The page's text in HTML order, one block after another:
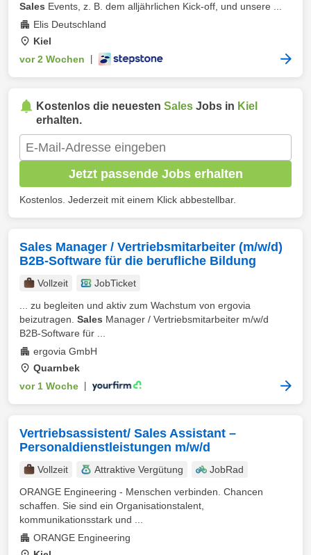
Sales Events, z. B. dem alljährlichen Kick-off, und unsere ...
Elis Deutschland
Kiel
vor 2 Wochen
Kostenlos die neuesten Sales Jobs in Kiel
erhalten.
Jetzt passende Jobs erhalten
Kostenlos. Jederzeit mit einem Klick abbestellbar.
Sales Manager / Vertriebsmitarbeiter (m/w/d)
B2B-Software für die berufliche Bildung
Vollzeit
JobTicket
... zu begleiten und aktiv zum Wachstum von ergovia
beizutragen. Sales Manager / Vertriebsmitarbeiter m/w/d
B2B-Software für ...
ergovia GmbH
Quarnbek
vor 1 Woche
Vertriebsassistent/ Sales Assistant –
Personaldienstleistungen m/w/d
Vollzeit Attraktive Vergütung
JobRad
ORANGE Engineering - Menschen verbinden. Chancen
schaffen. Sie sind ein Organisationstalent,
kommunikationsstark und ...
ORANGE Engineering